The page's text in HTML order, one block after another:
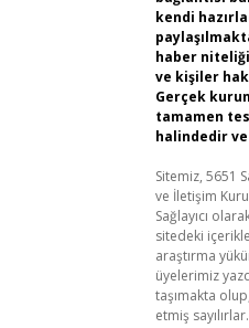
kendi
haber
ve kişiler
Gerçek
tamamen
halindedir
Sitemiz, 5651
ve İletişim
Sağlayıcı
sitedeki
araştırma
üyelerimiz
taşımakta
etmiş sayılırlar.